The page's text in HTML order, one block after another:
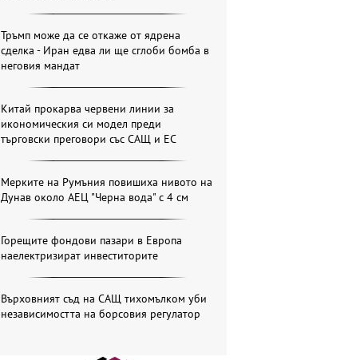
Тръмп може да се откаже от ядрена
сделка - Иран едва ли ще сглоби бомба в
неговия мандат
Китай прокарва червени линии за
икономическия си модел преди
търговски преговори със САЩ и ЕС
Мерките на Румъния повишиха нивото на
Дунав около АЕЦ "Черна вода" с 4 см
Горещите фондови пазари в Европа
наелектризират инвеститорите
Върховният съд на САЩ тихомълком уби
независимостта на борсовия регулатор